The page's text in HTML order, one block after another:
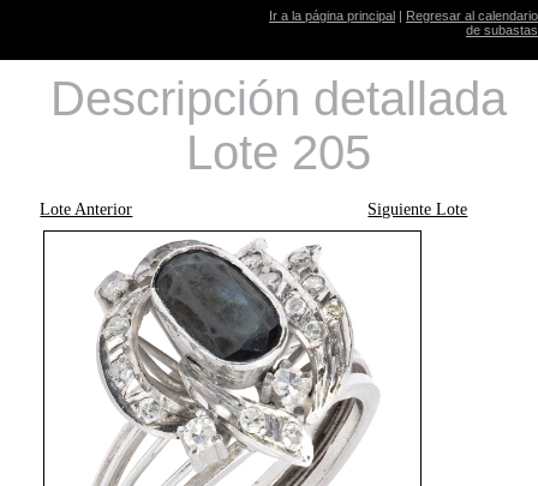
Ir a la página principal | Regresar al calendario
de subastas
Descripción detallada
Lote 205
Lote Anterior Siguiente Lote